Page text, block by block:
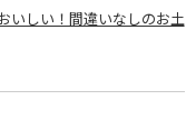
いしい！間違いなしのお土